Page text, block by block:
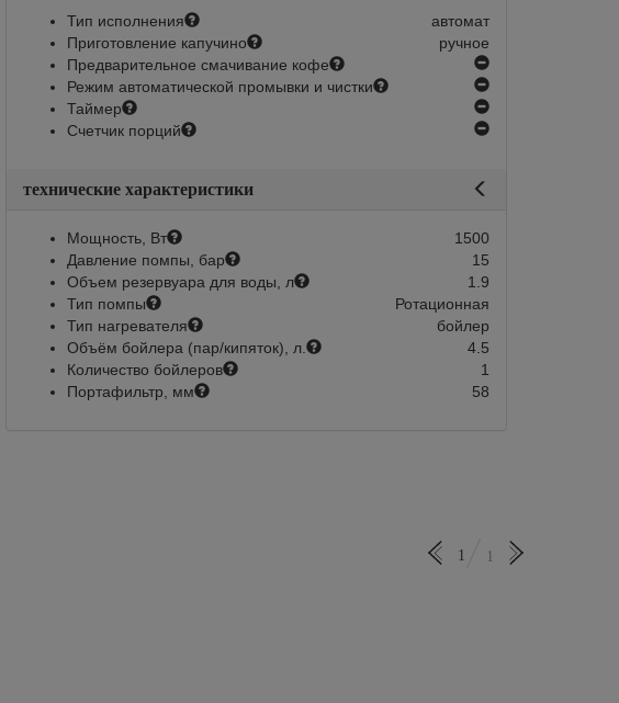
177734
Тип исполнения
Мощность, Вт
Объем резервуара для воды, л
1.9
Подобрать аналог
Арт.:
Количество групп
Мощность, Вт
Объем резервуара для воды, л
Тип исполнения
автомат
Приготовление капучино
ручное
Предварительное смачивание кофе
нет
Режим автоматической промывки и чистки
нет
Таймер
нет
Счетчик порций
нет
технические характеристики
Мощность, Вт
1500
Давление помпы, бар
15
Объем резервуара для воды, л
1.9
Тип помпы
Ротационная
Тип нагревателя
бойлер
Объём бойлера (пар/кипяток), л.
4.5
Количество бойлеров
1
Портафильтр, мм
58
1 1